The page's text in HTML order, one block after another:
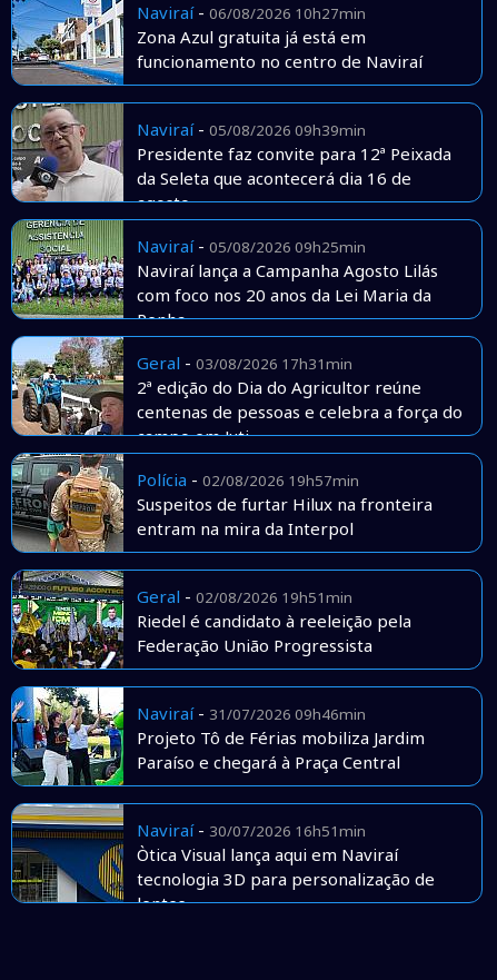
Naviraí- 06/08/2026 10h27min
Zona Azul gratuita já está em
funcionamento no centro de Naviraí
Naviraí- 05/08/2026 09h39min
Presidente faz convite para 12ª Peixada
da Seleta que acontecerá dia 16 de
agosto
Naviraí- 05/08/2026 09h25min
Naviraí lança a Campanha Agosto Lilás
com foco nos 20 anos da Lei Maria da
Penha
Geral - 03/08/2026 17h31min
2ª edição do Dia do Agricultor reúne
centenas de pessoas e celebra a força do
campo em Juti
Polícia - 02/08/2026 19h57min
Suspeitos de furtar Hilux na fronteira
entram na mira da Interpol
Geral - 02/08/2026 19h51min
Riedel é candidato à reeleição pela
Federação União Progressista
Naviraí- 31/07/2026 09h46min
Projeto Tô de Férias mobiliza Jardim
Paraíso e chegará à Praça Central
Naviraí- 30/07/2026 16h51min
Òtica Visual lança aqui em Naviraí
tecnologia 3D para personalização de
lentes